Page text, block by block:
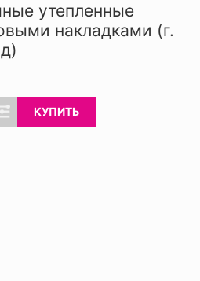
утепленные
накладками (г.
КУПИТЬ